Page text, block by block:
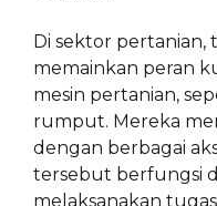
Di sektor pertanian,
memainkan peran
mesin pertanian,
rumput. Mereka
dengan berbagai
tersebut berfungsi
melaksanakan